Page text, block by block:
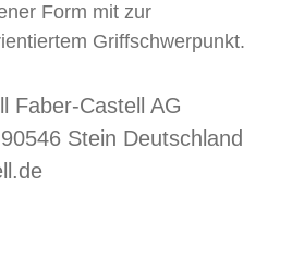
Form mit zur
Griffschwerpunkt.
Faber-Castell AG
Stein Deutschland